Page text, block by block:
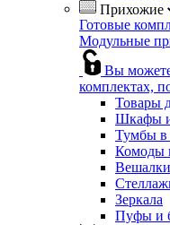
Прихожие
Готовые
Модульные
Вы
комплектах,
Товары
Шкафы
Тумбы
Комоды
Вешалки
Зеркала
Пуфы и